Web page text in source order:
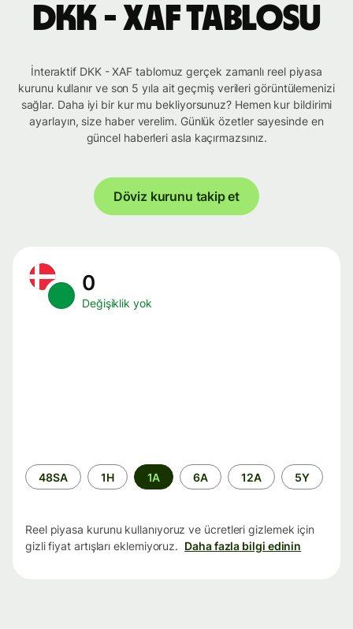
DKK - XAF tablosu
İnteraktif DKK - XAF tablomuz gerçek zamanlı reel piyasa
kurunu kullanır ve son 5 yıla ait geçmiş verileri görüntülemenizi
sağlar. Daha iyi bir kur mu bekliyorsunuz? Hemen kur bildirimi
ayarlayın, size haber verelim. Günlük özetler sayesinde en
güncel haberleri asla kaçırmazsınız.
Döviz kurunu takip et
0
Değişiklik yok
Zaman
aralığı
48SA 1H 1A 6A 12A 5Y
Reel piyasa kurunu kullanıyoruz ve ücretleri gizlemek için
gizli fiyat artışları eklemiyoruz. Daha fazla bilgi edinin